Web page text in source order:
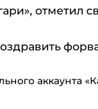
отметил
аккаунта